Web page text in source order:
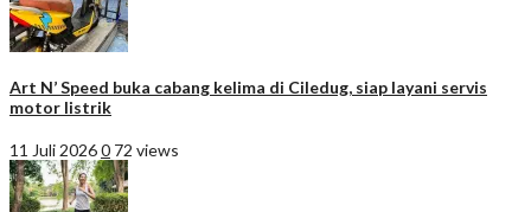
Art N’ Speed buka cabang kelima di Ciledug, siap layani servis
motor listrik
11 Juli 20260 72 views